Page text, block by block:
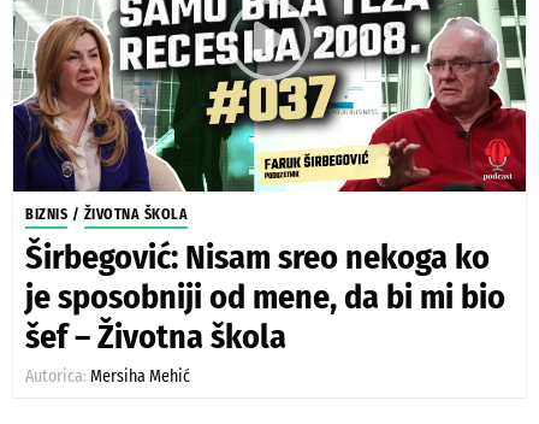
BIZNIS / ŽIVOTNA ŠKOLA
Širbegović: Nisam sreo nekoga ko
je sposobniji od mene, da bi mi bio
šef – Životna škola
Autorica: Mersiha Mehić